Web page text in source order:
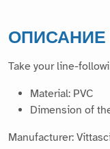
ОПИСАНИЕ
Take your line-
Material: PVC
Dimension of
Manufacturer: